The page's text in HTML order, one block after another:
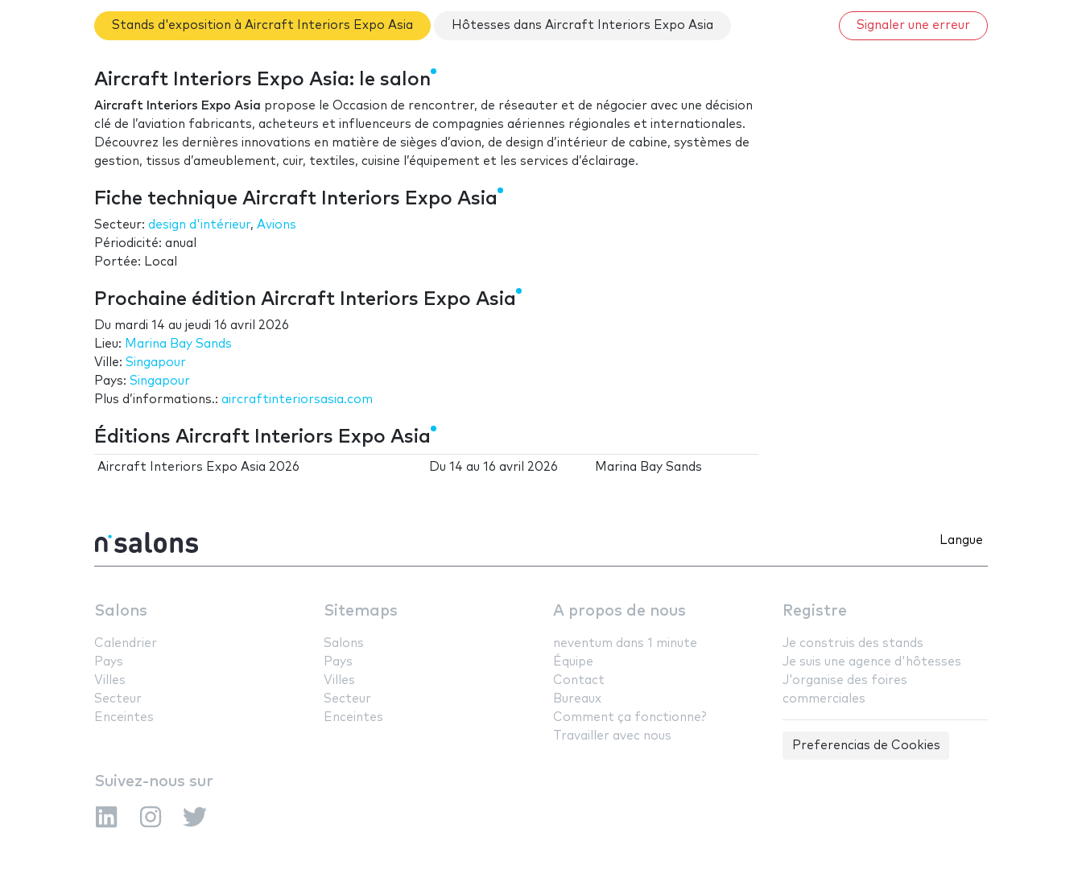
Stands d'exposition à Aircraft Interiors Expo Asia Hôtesses dans Aircraft Interiors Expo Asia Signaler une erreur
Aircraft Interiors Expo Asia: le salon
Aircraft Interiors Expo Asia propose le Occasion de rencontrer, de réseauter et de négocier avec une décision
clé de l’aviation fabricants, acheteurs et influenceurs de compagnies aériennes régionales et internationales.
Découvrez les dernières innovations en matière de sièges d’avion, de design d’intérieur de cabine, systèmes de
gestion, tissus d’ameublement, cuir, textiles, cuisine l’équipement et les services d’éclairage.
Fiche technique Aircraft Interiors Expo Asia
Secteur: design d'intérieur, Avions
Périodicité: anual
Portée: Local
Prochaine édition Aircraft Interiors Expo Asia
Du mardi 14 au jeudi 16 avril 2026
Lieu: Marina Bay Sands
Ville: Singapour
Pays: Singapour
Plus d’informations.: aircraftinteriorsasia.com
Éditions Aircraft Interiors Expo Asia
Aircraft Interiors Expo Asia 2026 Du14 au16 avril 2026 Marina Bay Sands
Langue
Salons
Calendrier
Pays
Villes
Secteur
Enceintes
Sitemaps
Salons
Pays
Villes
Secteur
Enceintes
A propos de nous
neventum dans 1 minute
Équipe
Contact
Bureaux
Comment ça fonctionne?
Travailler avec nous
Registre
Je construis des stands
Je suis une agence d'hôtesses
J'organise des foires
commerciales
Preferencias de Cookies
Suivez-nous sur